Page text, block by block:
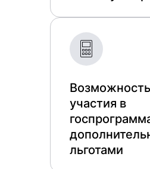
Возможность
участия в
льготами